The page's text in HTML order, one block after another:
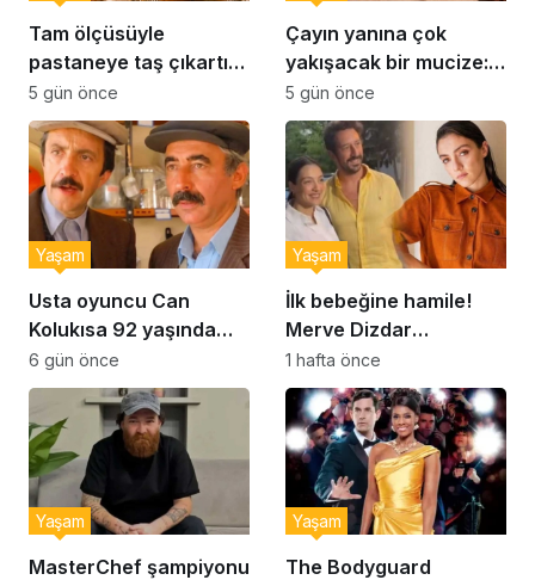
Tam ölçüsüyle
pastaneye taş çıkartır:
Şekerpare tarifi
5 gün önce
Çayın yanına çok
yakışacak bir mucize:
Brownie tadında ıslak
kurabiye tarifi…
5 gün önce
Usta oyuncu Can
Kolukısa 92 yaşında
hayatını kaybetti
Yaşam
6 gün önce
İlk bebeğine hamile!
Merve Dizdar
sessizliğini bozdu: ‘İsim
bulmak çok zor’
Yaşam
1 hafta önce
MasterChef şampiyonu
Yaşam
The Bodyguard
Yaşam